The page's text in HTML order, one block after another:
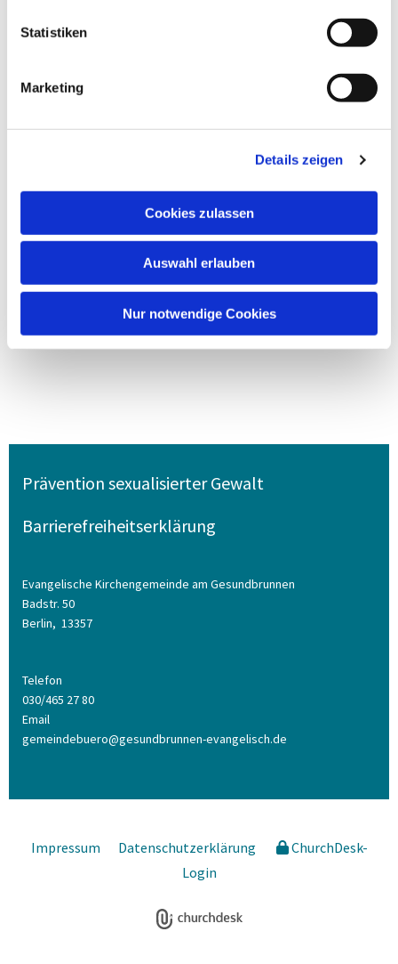
Statistiken
Marketing
Details zeigen
Cookies zulassen
Auswahl erlauben
Nur notwendige Cookies
Prävention sexualisierter Gewalt
Barrierefreiheitserklärung
Evangelische Kirchengemeinde am Gesundbrunnen
Badstr. 50
Berlin, 13357
Telefon
030/465 27 80
Email
gemeindebuero@gesundbrunnen-evangelisch.de
Impressum Datenschutzerklärung
ChurchDesk-
Login